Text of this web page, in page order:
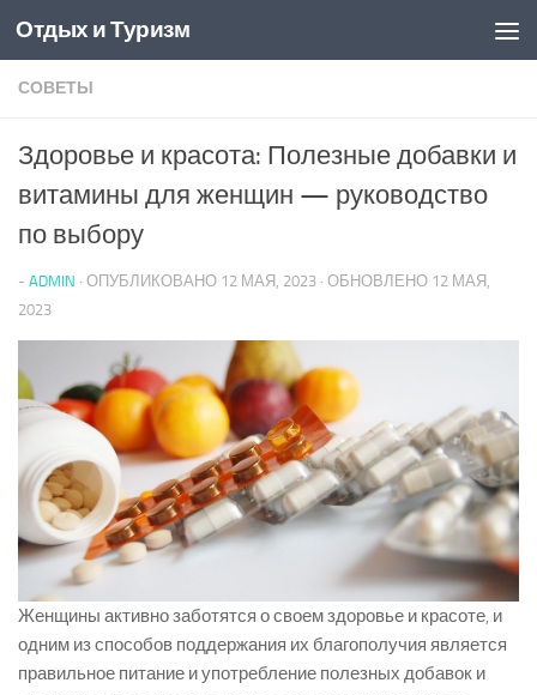
Перейти к содержимому
Отдых и Туризм
СОВЕТЫ
Здоровье и красота: Полезные добавки и
витамины для женщин — руководство
по выбору
- ADMIN · ОПУБЛИКОВАНО 12 МАЯ, 2023 · ОБНОВЛЕНО 12 МАЯ,
2023
Женщины активно заботятся о своем здоровье и красоте, и
одним из способов поддержания их благополучия является
правильное питание и употребление полезных добавок и